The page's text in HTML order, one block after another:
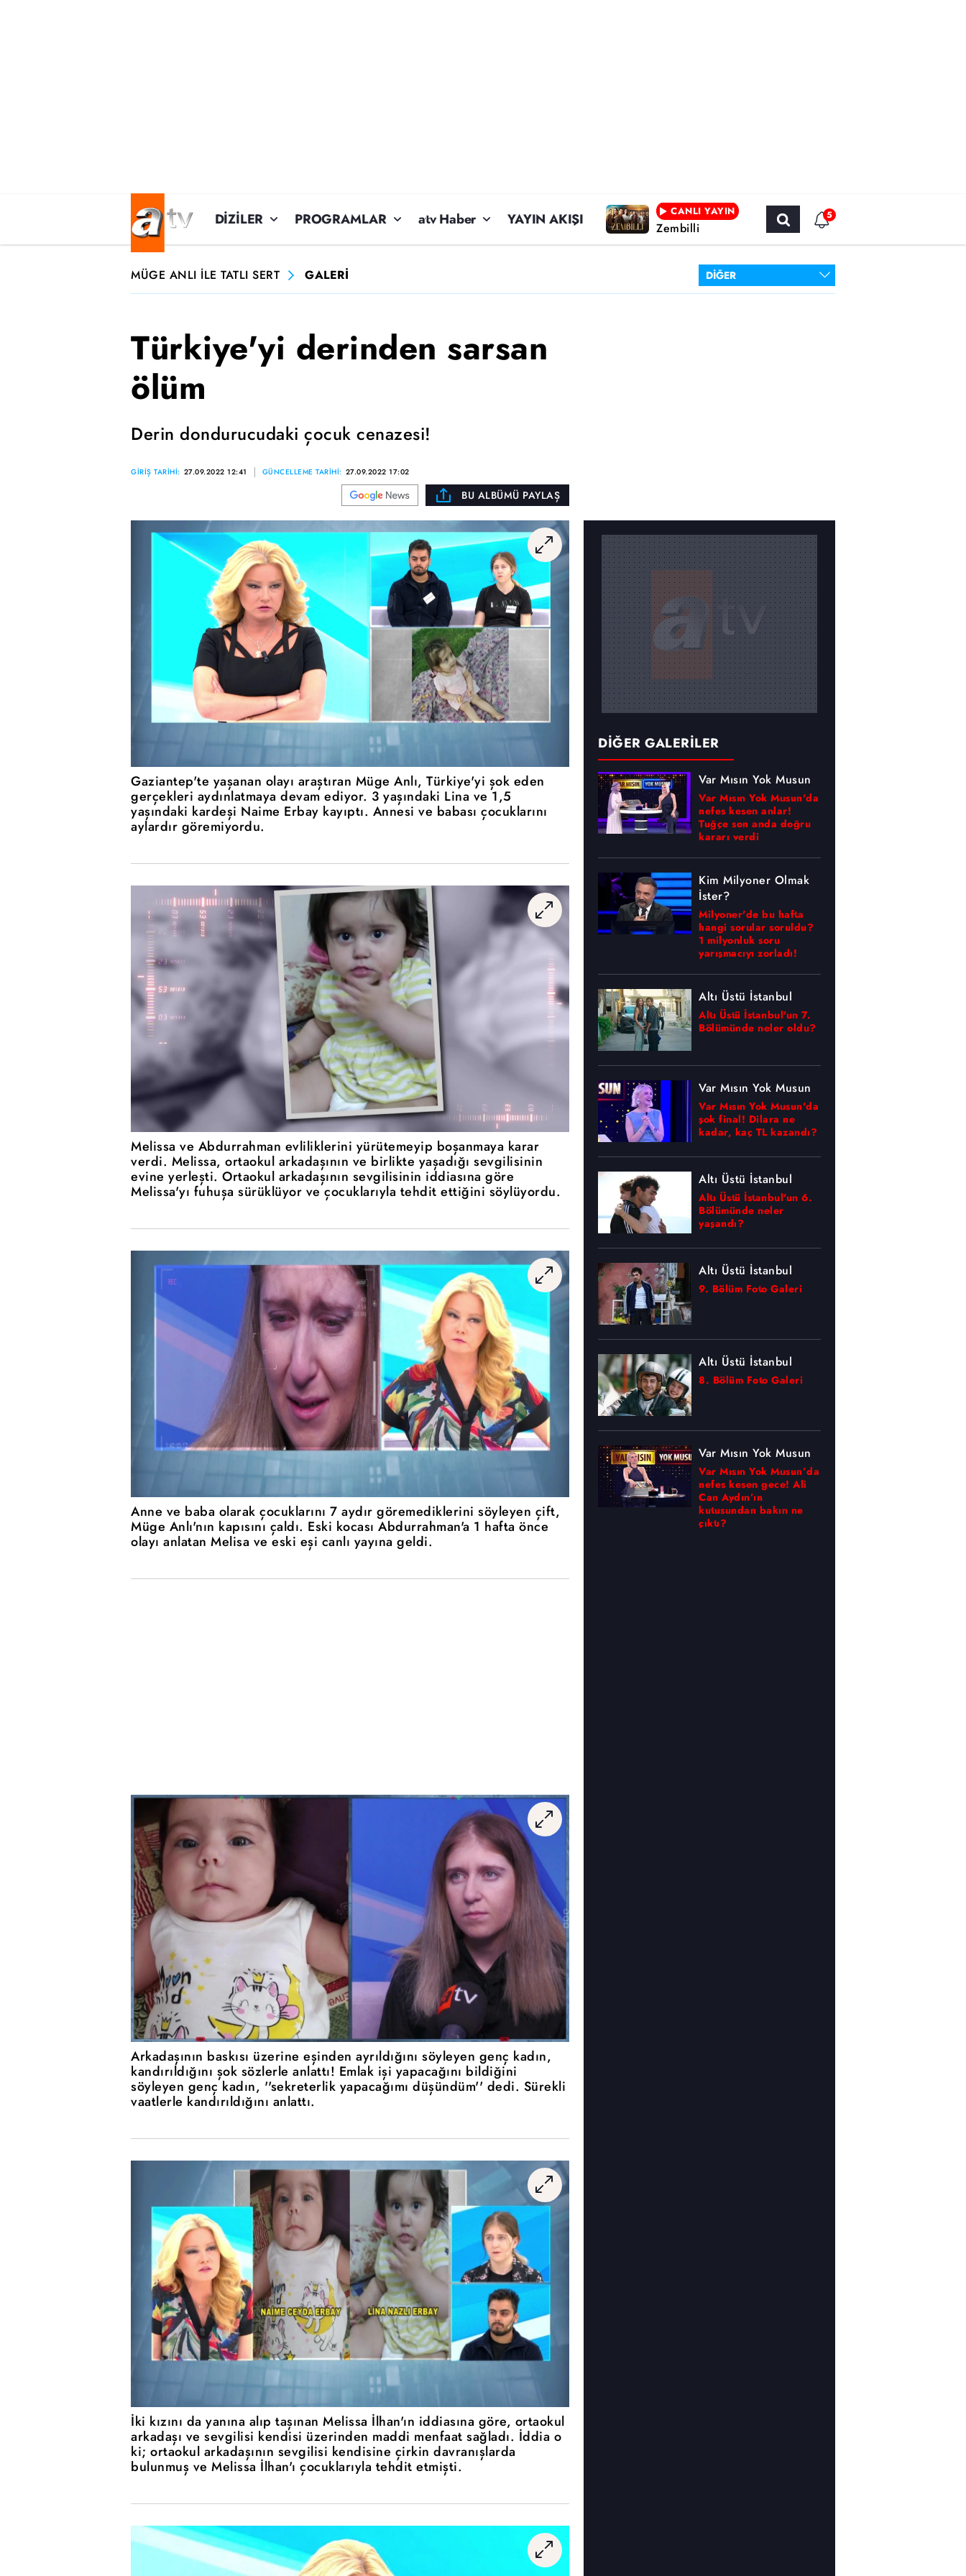
DİZİLER PROGRAMLAR atv Haber YAYIN AKIŞI CANLI YAYIN
Zembilli
5
MÜGE ANLI İLE TATLI SERT GALERİ
Türkiye'yi derinden sarsan
ölüm
Derin dondurucudaki çocuk cenazesi!
GİRİŞ TARİHİ: 27.09.2022 12:41 GÜNCELLEME TARİHİ: 27.09.2022 17:02
BU ALBÜMÜ PAYLAŞ
Gaziantep'te yaşanan olayı araştıran Müge Anlı, Türkiye'yi şok eden
gerçekleri aydınlatmaya devam ediyor. 3 yaşındaki Lina ve 1,5
yaşındaki kardeşi Naime Erbay kayıptı. Annesi ve babası çocuklarını
aylardır göremiyordu.
Melissa ve Abdurrahman evliliklerini yürütemeyip boşanmaya karar
verdi. Melissa, ortaokul arkadaşının ve birlikte yaşadığı sevgilisinin
evine yerleşti. Ortaokul arkadaşının sevgilisinin iddiasına göre
Melissa'yı fuhuşa sürüklüyor ve çocuklarıyla tehdit ettiğini söylüyordu.
Anne ve baba olarak çocuklarını 7 aydır göremediklerini söyleyen çift,
Müge Anlı'nın kapısını çaldı. Eski kocası Abdurrahman'a 1 hafta önce
olayı anlatan Melisa ve eski eşi canlı yayına geldi.
Arkadaşının baskısı üzerine eşinden ayrıldığını söyleyen genç kadın,
kandırıldığını şok sözlerle anlattı! Emlak işi yapacağını bildiğini
söyleyen genç kadın, ''sekreterlik yapacağımı düşündüm'' dedi. Sürekli
vaatlerle kandırıldığını anlattı.
İki kızını da yanına alıp taşınan Melissa İlhan'ın iddiasına göre, ortaokul
arkadaşı ve sevgilisi kendisi üzerinden maddi menfaat sağladı. İddia o
ki; ortaokul arkadaşının sevgilisi kendisine çirkin davranışlarda
bulunmuş ve Melissa İlhan'ı çocuklarıyla tehdit etmişti.
DİĞER GALERİLER
Var Mısın Yok Musun
Var Mısın Yok Musun'da
nefes kesen anlar!
Tuğçe son anda doğru
kararı verdi
Kim Milyoner Olmak
İster?
Milyoner'de bu hafta
hangi sorular soruldu?
1 milyonluk soru
yarışmacıyı zorladı!
Altı Üstü İstanbul
Altı Üstü İstanbul'un 7.
Bölümünde neler oldu?
Var Mısın Yok Musun
Var Mısın Yok Musun'da
şok final! Dilara ne
kadar, kaç TL kazandı?
Altı Üstü İstanbul
Altı Üstü İstanbul'un 6.
Bölümünde neler
yaşandı?
Altı Üstü İstanbul
9. Bölüm Foto Galeri
Altı Üstü İstanbul
8. Bölüm Foto Galeri
Var Mısın Yok Musun
Var Mısın Yok Musun’da
nefes kesen gece! Ali
Can Aydın’ın
kutusundan bakın ne
çıktı?